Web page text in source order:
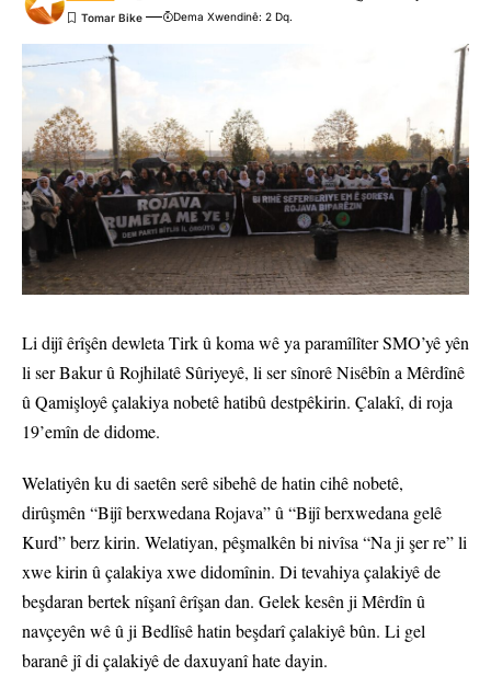
Dema Xwendinê: 2 Dq.
Li dijî êrîşên dewleta Tirk û koma wê ya paramîlîter SMO’yê yên
li ser Bakur û Rojhilatê Sûriyeyê, li ser sînorê Nisêbîn a Mêrdînê
û Qamişloyê çalakiya nobetê hatibû destpêkirin. Çalakî, di roja
19’emîn de didome.
Welatiyên ku di saetên serê sibehê de hatin cihê nobetê,
dirûşmên “Bijî berxwedana Rojava” û “Bijî berxwedana gelê
Kurd” berz kirin. Welatiyan, pêşmalkên bi nivîsa “Na ji şer re” li
xwe kirin û çalakiya xwe didomînin. Di tevahiya çalakiyê de
beşdaran bertek nîşanî êrîşan dan. Gelek kesên ji Mêrdîn û
navçeyên wê û ji Bedlîsê hatin beşdarî çalakiyê bûn. Li gel
baranê jî di çalakiyê de daxuyanî hate dayin.